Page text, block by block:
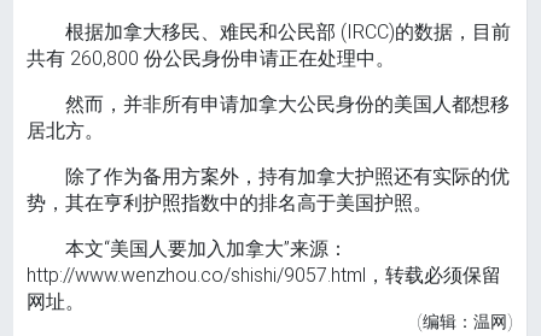
根据加拿大移民、难民和公民部 (IRCC)的数据，目前
共有 260,800 份公民身份申请正在处理中。
然而，并非所有申请加拿大公民身份的美国人都想移
居北方。
除了作为备用方案外，持有加拿大护照还有实际的优
势，其在亨利护照指数中的排名高于美国护照。
本文“美国人要加入加拿大”来源：
http://www.wenzhou.co/shishi/9057.html，转载必须保留
网址。
(编辑：温网)